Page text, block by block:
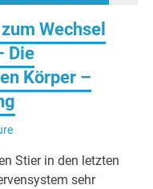
Wechsel
Die
Körper –
Stier in den letzten
sehr